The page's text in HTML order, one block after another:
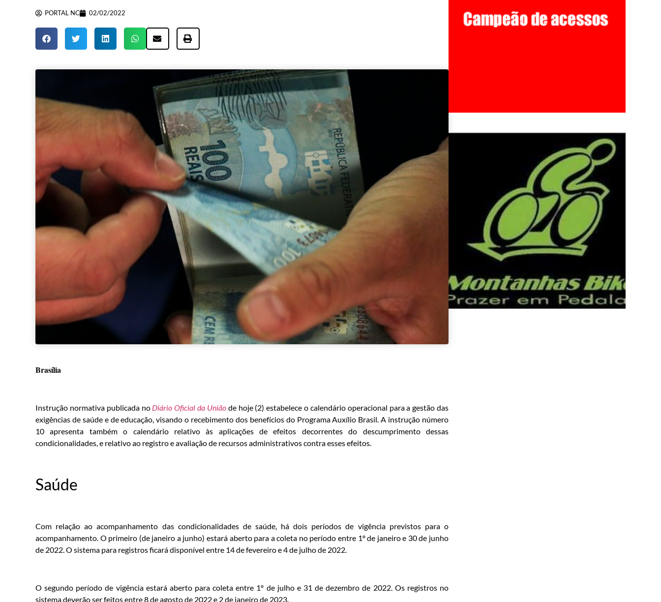
PORTAL NC 02/02/2022
Brasília
Instrução normativa publicada noDiário Oficial da União de hoje (2) estabelece o calendário operacional para a gestão das
exigências de saúde e de educação, visando o recebimento dos benefícios do Programa Auxílio Brasil. A instrução número
10 apresenta também o calendário relativo às aplicações de efeitos decorrentes do descumprimento dessas
condicionalidades, e relativo ao registro e avaliação de recursos administrativos contra esses efeitos.
Saúde
Com relação ao acompanhamento das condicionalidades de saúde, há dois períodos de vigência previstos para o
acompanhamento. O primeiro (de janeiro a junho) estará aberto para a coleta no período entre 1º de janeiro e 30 de junho
de 2022. O sistema para registros ficará disponível entre 14 de fevereiro e 4 de julho de 2022.
O segundo período de vigência estará aberto para coleta entre 1º de julho e 31 de dezembro de 2022. Os registros no
sistema deverão ser feitos entre 8 de agosto de 2022 e 2 de janeiro de 2023.